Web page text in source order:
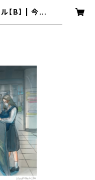
【B】 | 今日